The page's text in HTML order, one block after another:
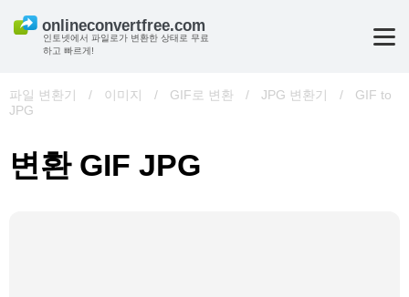
인토넷에서 파일로가 변환한 상태로 무료
하고 빠르게!
파일 변환기 / 이미지 / GIF로 변환 / JPG 변환기 /
GIF to
JPG
변환 GIF JPG